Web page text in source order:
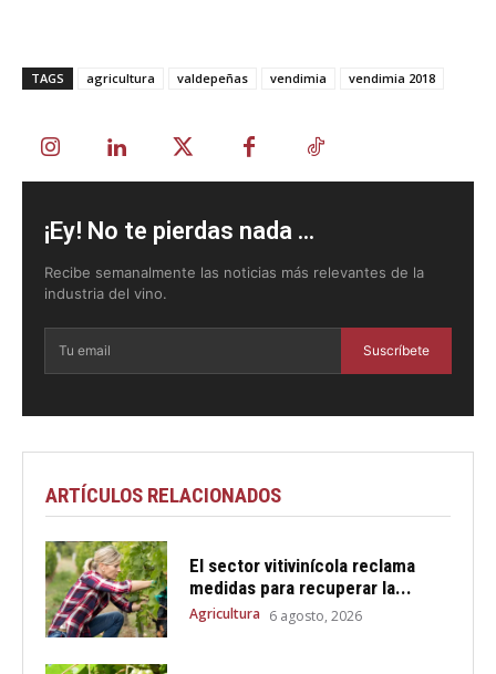
TAGS agricultura valdepeñas vendimia vendimia 2018
¡Ey! No te pierdas nada ...
Recibe semanalmente las noticias más relevantes de la
industria del vino.
Suscríbete
ARTÍCULOS RELACIONADOS
El sector vitivinícola reclama
medidas para recuperar la...
Agricultura 6 agosto, 2026